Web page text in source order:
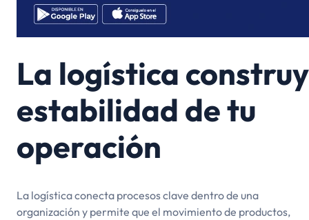
La logística
estabilidad de tu
operación
La logística conecta procesos clave dentro de una
organización y permite que el movimiento de productos,